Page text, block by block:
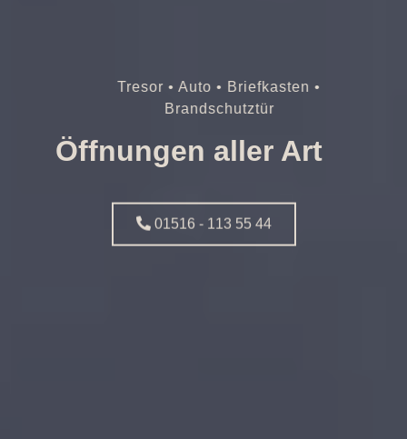
Tresor • Auto • Briefkasten •
Brandschutztür
Öffnungen aller Art
01516 - 113 55 44